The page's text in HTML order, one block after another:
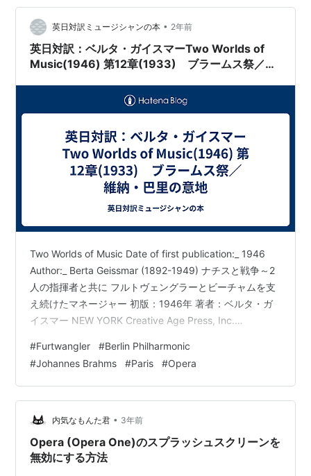
auではPCサイトビューアーと呼んでいる
:Opera Newsroom - Keep up on what's happening
る分には耳心地が良い、しかし歌うとこれが難しいので
す。 そして第1幕の冒頭も合唱。キャピュレット家の舞踏
会です。若い男女が恋を求めて集まり、出会いを期待し
明るく心弾ませて歌うのです。ジュリエッ…
英日対訳ミュージシャンの本 • 2年前
英日対訳：ベルタ・ガイスマーTwo Worlds of
Music(1946) 第12章(1933) ブラームス祭／維
Two Worlds of Music Date of first publication:_ 1946
Author:_ Berta Geissmar (1892-1949) ナチスと戦争～2
人の指揮者と共に フルトヴェングラーとビーチャムを支
え続けたマネージャー 初版：1946年 著者：ベルタ・ガ
イスマー NEW YORK Creative Age Press, Inc.
https://www.fadedpage.com/showbook.php?
pid=20210405 本拙訳の原本はこちらからどうぞ
CHAPTER T…
#Furtwangler #Berlin Philharmonic
#Johannes Brahms #Paris #Opera
内気なもんた君 • 3年前
Opera (Opera One)のスプラッシュスクリーンを
無効にする方法